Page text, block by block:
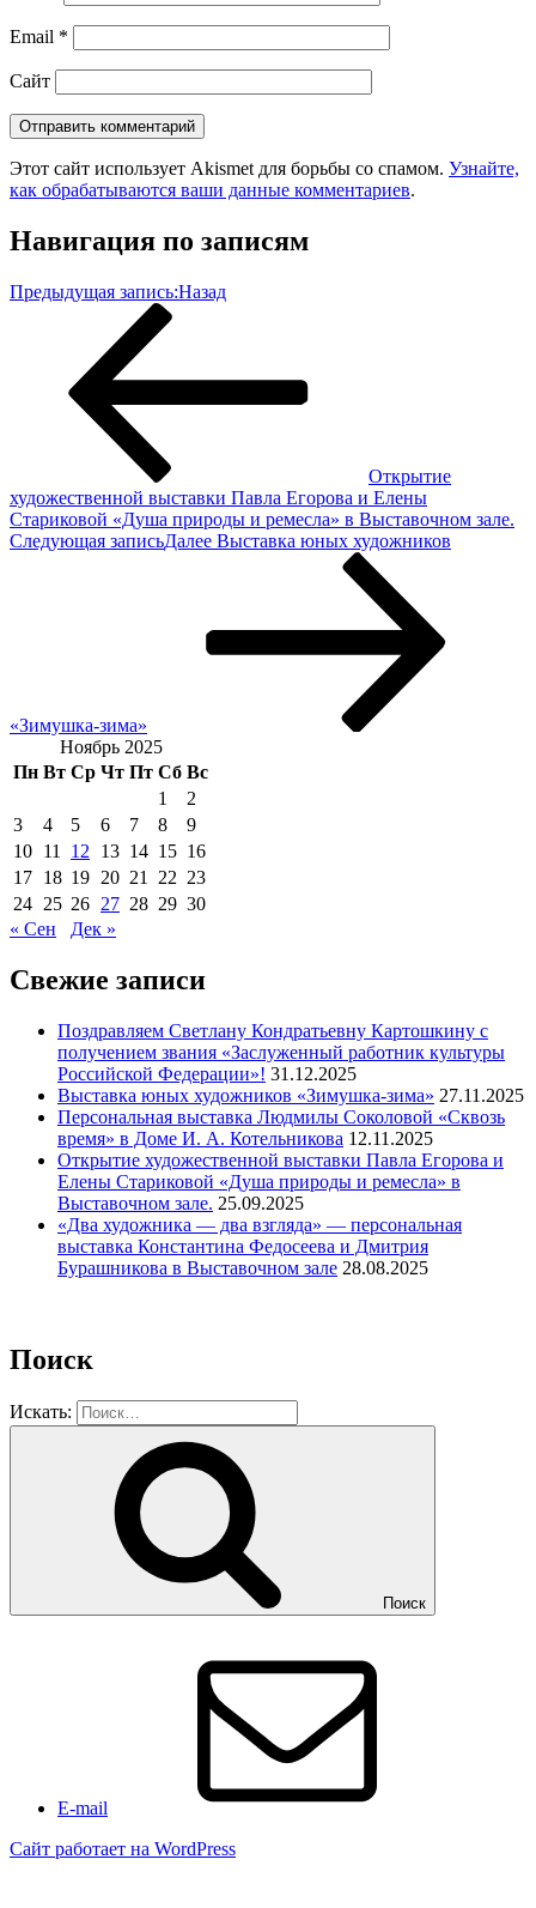
Email *
Сайт
Этот сайт использует Akismet для борьбы со спамом. Узнайте,
как обрабатываются ваши данные комментариев.
Навигация по записям
Предыдущая запись:Назад
Открытие
художественной выставки Павла Егорова и Елены
Стариковой «Душа природы и ремесла» в Выставочном зале.
Следующая записьДалее Выставка юных художников
«Зимушка-зима»
Ноябрь 2025
Пн Вт Ср Чт Пт Сб Вс
1
2
3
4 5 6 7 8
9
10 11 12 13 14 15 16
17 18 19 20 21 22 23
24 25 26 27 28 29 30
« Сен
Дек »
Свежие записи
Поздравляем Светлану Кондратьевну Картошкину с
получением звания «Заслуженный работник культуры
Российской Федерации»! 31.12.2025
Выставка юных художников «Зимушка-зима» 27.11.2025
Персональная выставка Людмилы Соколовой «Сквозь
время» в Доме И. А. Котельникова 12.11.2025
Открытие художественной выставки Павла Егорова и
Елены Стариковой «Душа природы и ремесла» в
Выставочном зале. 25.09.2025
«Два художника — два взгляда» — персональная
выставка Константина Федосеева и Дмитрия
Бурашникова в Выставочном зале 28.08.2025
Поиск
Искать:
Поиск
E-mail
Сайт работает на WordPress